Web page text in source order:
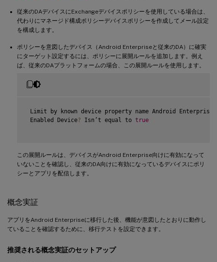
従来のDAデバイスにExchangeデバイスポリシーを使用している場合は、
代わりにマネージド構成ポリシーデバイスポリシーを作成してメール設定
を構成します。
ポリシーを意図したデバイス（Android Enterpriseと従来のDA）に確実
にターゲット設定するには、ポリシーに展開ルールを追加します。例え
ば、従来のDAプラットフォームの場合、この展開ルールを使用します。
Limit by known device property name Android Enterprise
Enabled Device? Isn’t equal to true
この展開ルールは、デバイスがAndroid Enterprise向けに有効になって
いないことを確認し、従来のDA向けに有効になっているデバイスにポリ
シーとアプリを配信します。
概念実証
アプリをAndroid Enterpriseに移行した後、機能が意図したとおりに動作し
ていることを確認するために、移行テストを設定できます。
推奨される概念実証のセットアップ